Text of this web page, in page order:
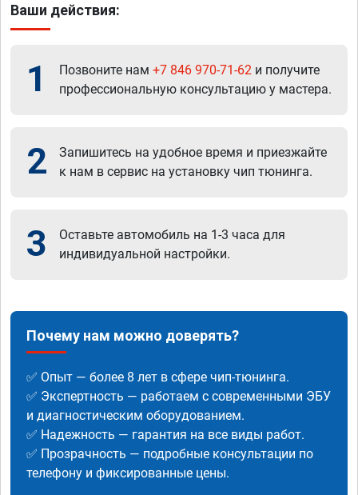
Ваши действия:
1 Позвоните нам +7 846 970-71-62 и получите
профессиональную консультацию у мастера.
2
Запишитесь на удобное время и приезжайте
к нам в сервис на установку чип тюнинга.
3
Оставьте автомобиль на 1-3 часа для
индивидуальной настройки.
Почему нам можно доверять?
✅ Опыт — более 8 лет в сфере чип-тюнинга.
✅ Экспертность — работаем с современными ЭБУ
и диагностическим оборудованием.
✅ Надежность — гарантия на все виды работ.
✅ Прозрачность — подробные консультации по
телефону и фиксированные цены.